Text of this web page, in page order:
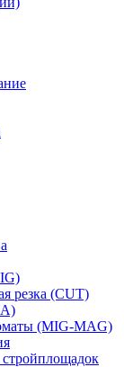
резка (CUT)
(MIG-MAG)
стройплощадок